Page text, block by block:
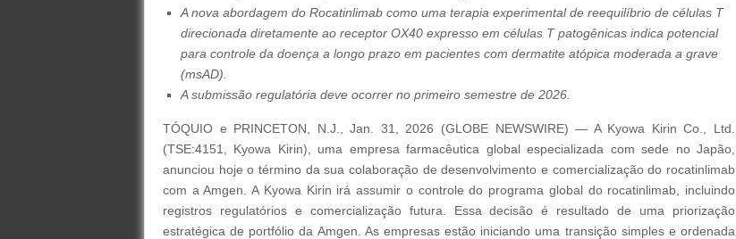
A nova abordagem do Rocatinlimab como uma terapia experimental de reequilíbrio de células T
direcionada diretamente ao receptor OX40 expresso em células T patogênicas indica potencial
para controle da doença a longo prazo em pacientes com dermatite atópica moderada a grave
(msAD).
A submissão regulatória deve ocorrer no primeiro semestre de 2026.
TÓQUIO e PRINCETON, N.J., Jan. 31, 2026 (GLOBE NEWSWIRE) — A Kyowa Kirin Co., Ltd.
(TSE:4151, Kyowa Kirin), uma empresa farmacêutica global especializada com sede no Japão,
anunciou hoje o término da sua colaboração de desenvolvimento e comercialização do rocatinlimab
com a Amgen. A Kyowa Kirin irá assumir o controle do programa global do rocatinlimab, incluindo
registros regulatórios e comercialização futura. Essa decisão é resultado de uma priorização
estratégica de portfólio da Amgen. As empresas estão iniciando uma transição simples e ordenada